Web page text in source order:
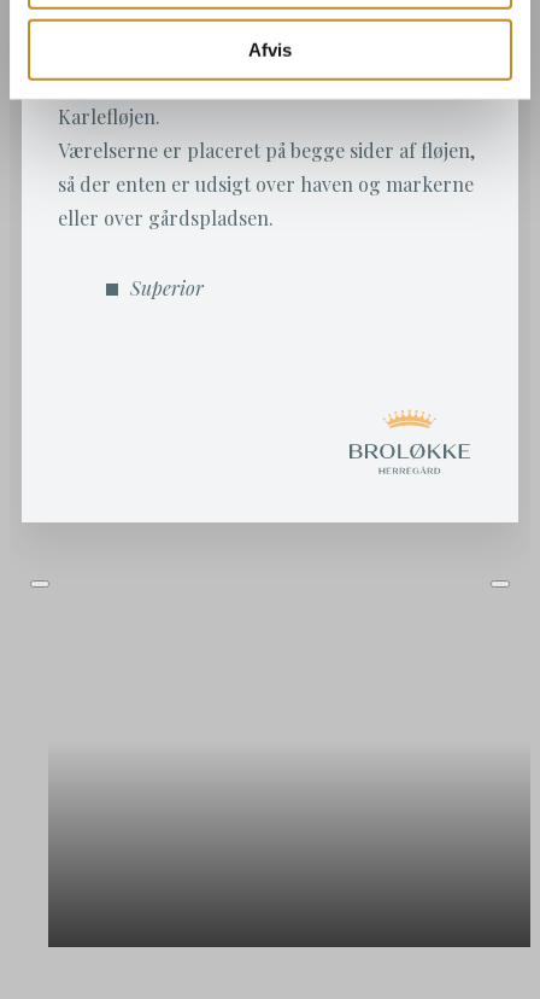
Afvis
Værelserne er placeret i stueetagen i en af de
nyrenoverede sidebygninger. Den del af
Broløkke Herregård vi kalder Kviestalden og
Karlefløjen.
Værelserne er placeret på begge sider af fløjen,
så der enten er udsigt over haven og markerne
eller over gårdspladsen.
Superior